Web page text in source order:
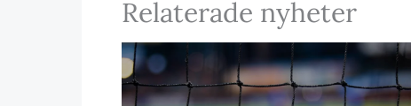
Relaterade nyheter